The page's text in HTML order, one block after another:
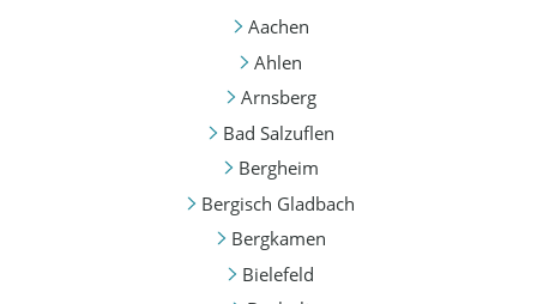
Aachen
Ahlen
Arnsberg
Bad Salzuflen
Bergheim
Bergisch Gladbach
Bergkamen
Bielefeld